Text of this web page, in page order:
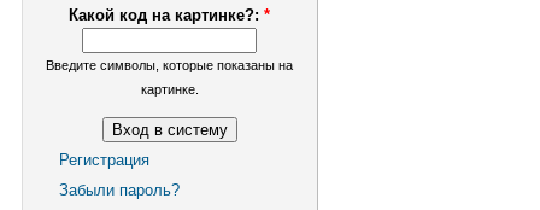
Какой код на картинке?:*
Введите символы, которые показаны на
картинке.
Регистрация
Забыли пароль?